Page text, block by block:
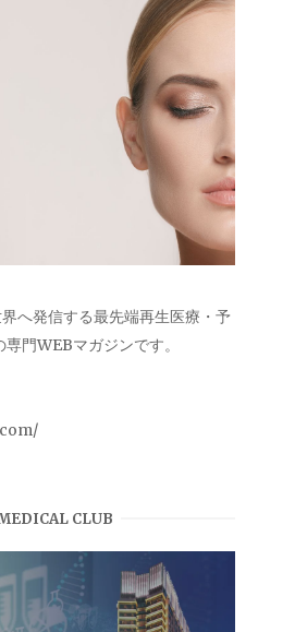
へ発信する最先端再生医療・予
門WEBマガジンです。
CLUB